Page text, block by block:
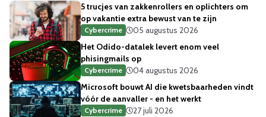
5 trucjes van zakkenrollers en oplichters om
op vakantie extra bewust van te zijn
Cybercrime
05 augustus 2026
Het Odido-datalek levert enom veel
phisingmails op
Cybercrime
04 augustus 2026
Microsoft bouwt AI die kwetsbaarheden vindt
vóór de aanvaller - en het werkt
Cybercrime
27 juli 2026